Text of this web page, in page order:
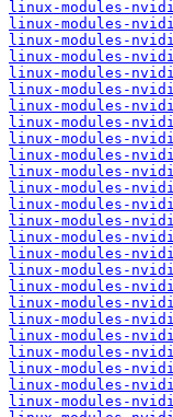
linux-modules-
linux-modules-
linux-modules-
linux-modules-
linux-modules-
linux-modules-
linux-modules-
linux-modules-
linux-modules-
linux-modules-
linux-modules-
linux-modules-
linux-modules-
linux-modules-
linux-modules-
linux-modules-
linux-modules-
linux-modules-
linux-modules-
linux-modules-
linux-modules-
linux-modules-
linux-modules-
linux-modules-
linux-modules-